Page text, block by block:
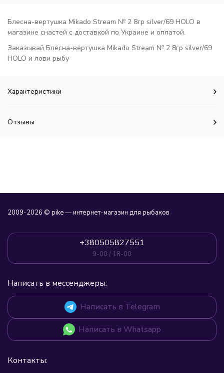
Блесна-вертушка Mikado Stream № 2 8гр silver/69 HOLO в
магазине снастей с доставкой по Украине и оплатой.
Заказывай Блесна-вертушка Mikado Stream № 2 8гр silver/69
HOLO и лови рыбу
Характеристики
Отзывы
2009-2026 © pike — интернет-магазин для рыбаков
+380505827551
9-00 / 18-00
Написать в мессенджеры:
Написать в Telegram
Написать в Whatsapp
Контакты: